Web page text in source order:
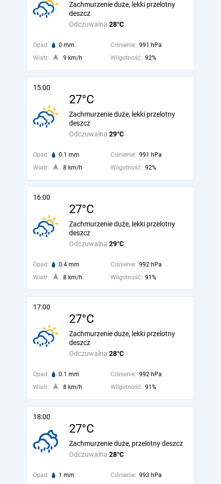
Odczuwalna 28°C
Zachmurzenie duże, lekki przelotny
deszcz
Opad: 0 mm Ciśnienie: 991 hPa
Wiatr:
9 km/h Wilgotność: 92%
15:00
27°C
Odczuwalna 29°C
Zachmurzenie duże, lekki przelotny
deszcz
Opad: 0.1 mm Ciśnienie: 991 hPa
Wiatr:
8 km/h Wilgotność: 92%
16:00
27°C
Odczuwalna 29°C
Zachmurzenie duże, lekki przelotny
deszcz
Opad: 0.4 mm Ciśnienie: 992 hPa
Wiatr:
8 km/h Wilgotność: 91%
17:00
27°C
Odczuwalna 28°C
Zachmurzenie duże, lekki przelotny
deszcz
Opad: 0.1 mm Ciśnienie: 992 hPa
Wiatr:
8 km/h Wilgotność: 91%
18:00
27°C
Odczuwalna 28°C
Zachmurzenie duże, przelotny deszcz
Opad: 1 mm Ciśnienie: 993 hPa